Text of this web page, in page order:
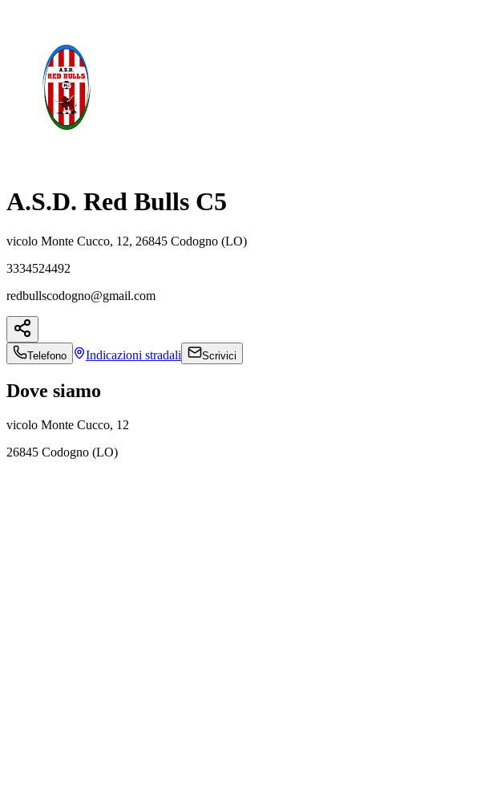
A.S.D. Red Bulls C5
vicolo Monte Cucco, 12, 26845 Codogno (LO)
3334524492
redbullscodogno@gmail.com
Telefono Indicazioni stradali Scrivici
Dove siamo
vicolo Monte Cucco, 12
26845 Codogno (LO)